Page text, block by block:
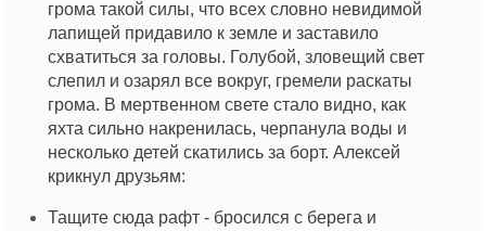
грома такой силы, что всех словно невидимой
лапищей придавило к земле и заставило
схватиться за головы. Голубой, зловещий свет
слепил и озарял все вокруг, гремели раскаты
грома. В мертвенном свете стало видно, как
яхта сильно накренилась, черпанула воды и
несколько детей скатились за борт. Алексей
крикнул друзьям:
Тащите сюда рафт - бросился с берега и